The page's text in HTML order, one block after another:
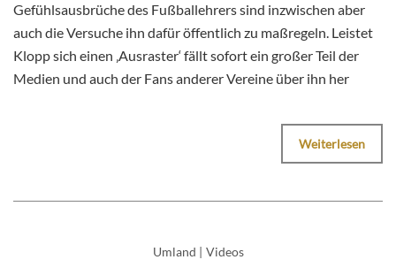
Gefühlsausbrüche des Fußballehrers sind inzwischen aber
auch die Versuche ihn dafür öffentlich zu maßregeln. Leistet
Klopp sich einen ‚Ausraster‘ fällt sofort ein großer Teil der
Medien und auch der Fans anderer Vereine über ihn her
Weiterlesen
Umland | Videos